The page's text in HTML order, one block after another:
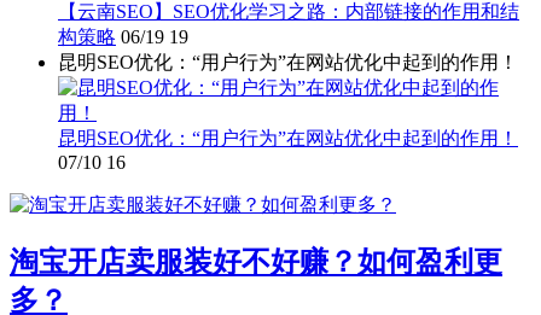
【云南SEO】SEO优化学习之路：内部链接的作用和结
构策略 06/19 19
昆明SEO优化：“用户行为”在网站优化中起到的作用！
昆明SEO优化：“用户行为”在网站优化中起到的作用！
07/10 16
淘宝开店卖服装好不好赚？如何盈利更
多？